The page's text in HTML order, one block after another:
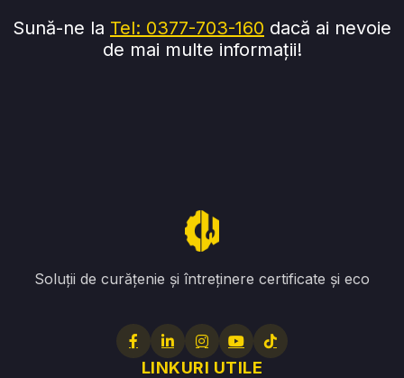
Sună-ne la Tel: 0377-703-160 dacă ai nevoie
de mai multe informații!
Soluții de curățenie și întreținere certificate și eco
LINKURI UTILE